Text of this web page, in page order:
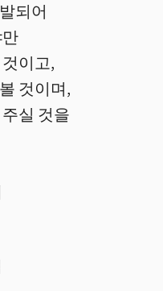
되어
이고,
것이며,
실 것을